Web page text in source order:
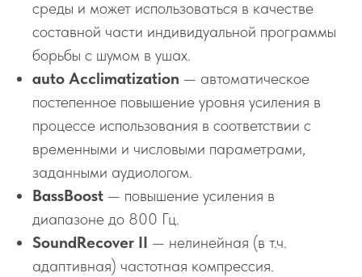
среды и может использоваться в качестве
составной части индивидуальной программы
борьбы с шумом в ушах.
auto Acclimatization — автоматическое
постепенное повышение уровня усиления в
процессе использования в соответствии с
временными и числовыми параметрами,
заданными аудиологом.
BassBoost — повышение усиления в
диапазоне до 800 Гц.
SoundRecover II — нелинейная (в т.ч.
адаптивная) частотная компрессия.